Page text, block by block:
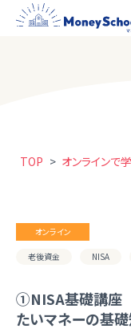
TOP > オンラインで
オンライン
老後資金 NISA
①NISA基礎講座
たいマネーの基礎